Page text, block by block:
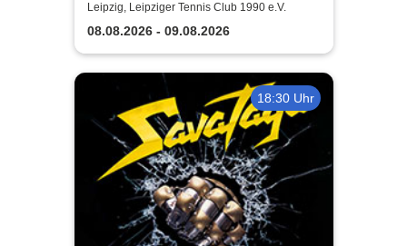
Leipzig, Leipziger Tennis Club 1990 e.V.
08.08.2026 - 09.08.2026
18:30 Uhr